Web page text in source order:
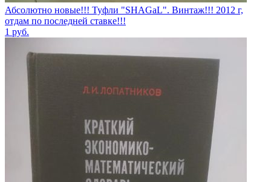
Абсолютно новые!!! Туфли "SHAGаL". Винтаж!!! 2012 г,
отдам по последней ставке!!!
1 руб.